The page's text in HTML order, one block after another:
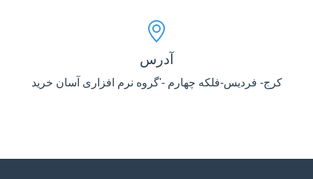
آدرس
کرج- فردیس-فلکه چهارم -'گروه نرم افزاری آسان خرید